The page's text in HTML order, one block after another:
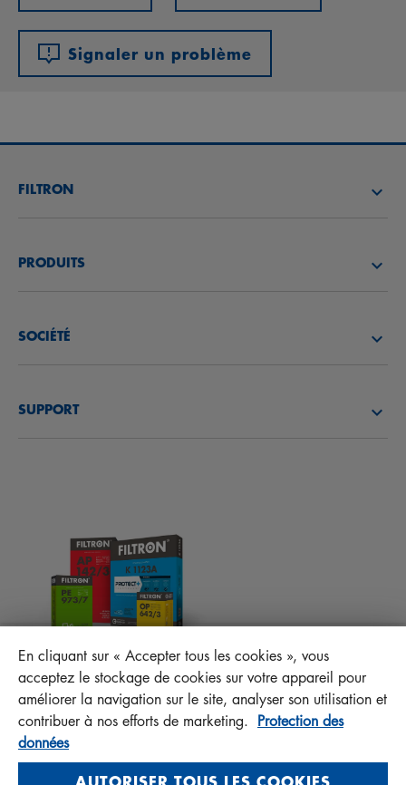
Signaler un problème
FILTRON
TROUVEZ UN DISTRIBUTEUR
PRODUITS
PROTECT+
SOCIÉTÉ
SUPPORT
FAQ
MANN+HUMMEL FT Poland
Sp. z o. o. Sp. k.
ul. Wrocławska 145, 63-800 GOSTYŃ, POLAND
Privacy Statement
Imprint
En cliquant sur « Accepter tous les cookies », vous
acceptez le stockage de cookies sur votre appareil pour
améliorer la navigation sur le site, analyser son utilisation et
contribuer à nos efforts de marketing. Protection des
données